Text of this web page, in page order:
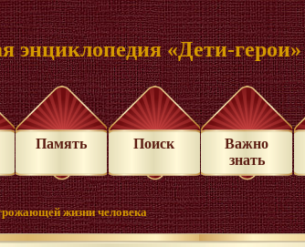
энциклопедия «Дети-герои»
Память Поиск
Важно
знать
жизни человека